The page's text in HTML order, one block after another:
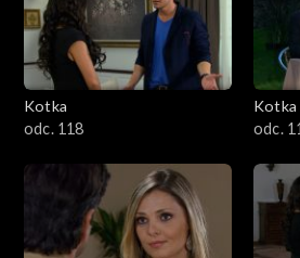
Kotka
odc. 118
Kotka
odc.